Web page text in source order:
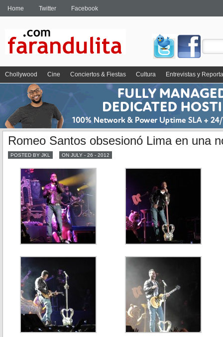
Home Twitter Facebook
Chollywood Cine Conciertos & Fiestas Cultura Entrevistas y
Romeo Santos obsesionó Lima en una
POSTED BY JKL ON JULY - 26 - 2012